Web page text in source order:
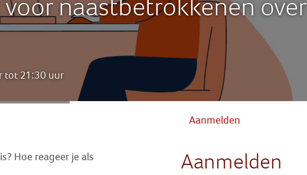
naastbetrokkenen over
tot 21:30 uur
Aanmelden
Hoe reageer je als
Aanmelden